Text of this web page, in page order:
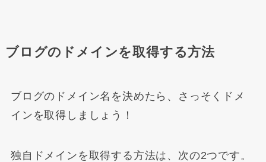
ブログのドメインを取得する方法
ブログのドメイン名を決めたら、さっそくドメ
インを取得しましょう！
独自ドメインを取得する方法は、次の2つです。